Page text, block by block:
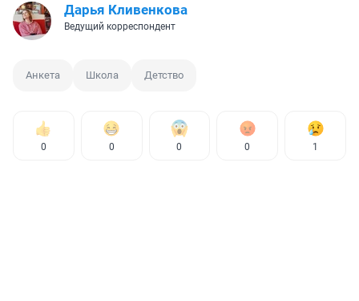
Дарья Кливенкова
Ведущий корреспондент
Анкета Школа Детство
0 0 0 0 1